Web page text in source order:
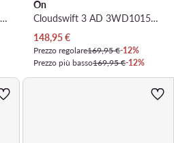
Cloudswift 4 3WF10110299 · Scarpe running
On
Cloudswift 3 AD 3WD10150485 · Scarpe running
Prezzo attuale
148,95€
Prezzo regolare169,95 €-12%
Prezzo più basso169,95 €-12%